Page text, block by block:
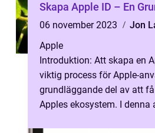
Skapa Apple ID – En
06 november 2023
Jon
Apple
Introduktion: Att skapa en
viktig process för Apple-
grundläggande del av att
Apples ekosystem. I denna